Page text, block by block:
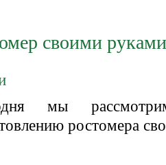
своими руками
мы
ростомера